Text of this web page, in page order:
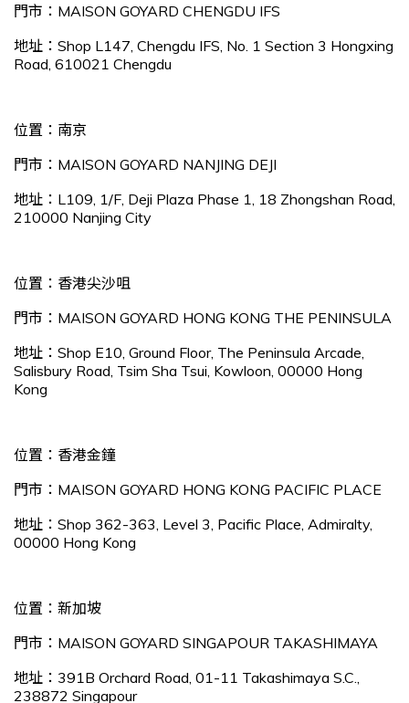
門市：MAISON GOYARD CHENGDU IFS
地址：Shop L147, Chengdu IFS, No. 1 Section 3 Hongxing
Road, 610021 Chengdu
位置：南京
門市：MAISON GOYARD NANJING DEJI
地址：L109, 1/F, Deji Plaza Phase 1, 18 Zhongshan Road,
210000 Nanjing City
位置：香港尖沙咀
門市：MAISON GOYARD HONG KONG THE PENINSULA
地址：Shop E10, Ground Floor, The Peninsula Arcade,
Salisbury Road, Tsim Sha Tsui, Kowloon, 00000 Hong
Kong
位置：香港金鐘
門市：MAISON GOYARD HONG KONG PACIFIC PLACE
地址：Shop 362-363, Level 3, Pacific Place, Admiralty,
00000 Hong Kong
位置：新加坡
門市：MAISON GOYARD SINGAPOUR TAKASHIMAYA
地址：391B Orchard Road, 01-11 Takashimaya S.C.,
238872 Singapour